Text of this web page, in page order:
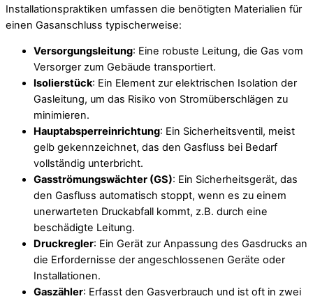
Installationspraktiken umfassen die benötigten Materialien für
einen Gasanschluss typischerweise:
Versorgungsleitung: Eine robuste Leitung, die Gas vom
Versorger zum Gebäude transportiert.
Isolierstück: Ein Element zur elektrischen Isolation der
Gasleitung, um das Risiko von Stromüberschlägen zu
minimieren.
Hauptabsperreinrichtung: Ein Sicherheitsventil, meist
gelb gekennzeichnet, das den Gasfluss bei Bedarf
vollständig unterbricht.
Gasströmungswächter (GS): Ein Sicherheitsgerät, das
den Gasfluss automatisch stoppt, wenn es zu einem
unerwarteten Druckabfall kommt, z.B. durch eine
beschädigte Leitung.
Druckregler: Ein Gerät zur Anpassung des Gasdrucks an
die Erfordernisse der angeschlossenen Geräte oder
Installationen.
Gaszähler: Erfasst den Gasverbrauch und ist oft in zwei